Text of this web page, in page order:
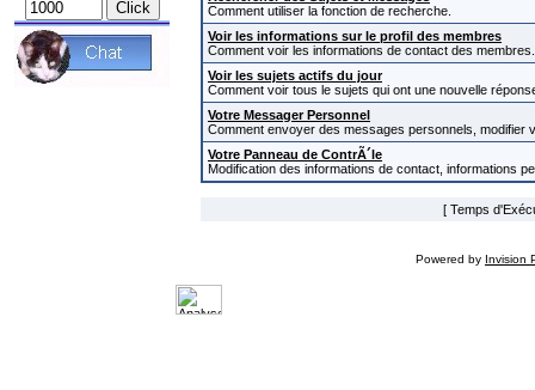
Comment utiliser la fonction de recherche.
Voir les informations sur le profil des membres
Comment voir les informations de contact des membres.
Voir les sujets actifs du jour
Comment voir tous le sujets qui ont une nouvelle
Votre Messager Personnel
Comment envoyer des messages personnels,
Votre Panneau de ContrÃ´le
Modification des informations de contact, informations
[ Temps
Powered by Invision